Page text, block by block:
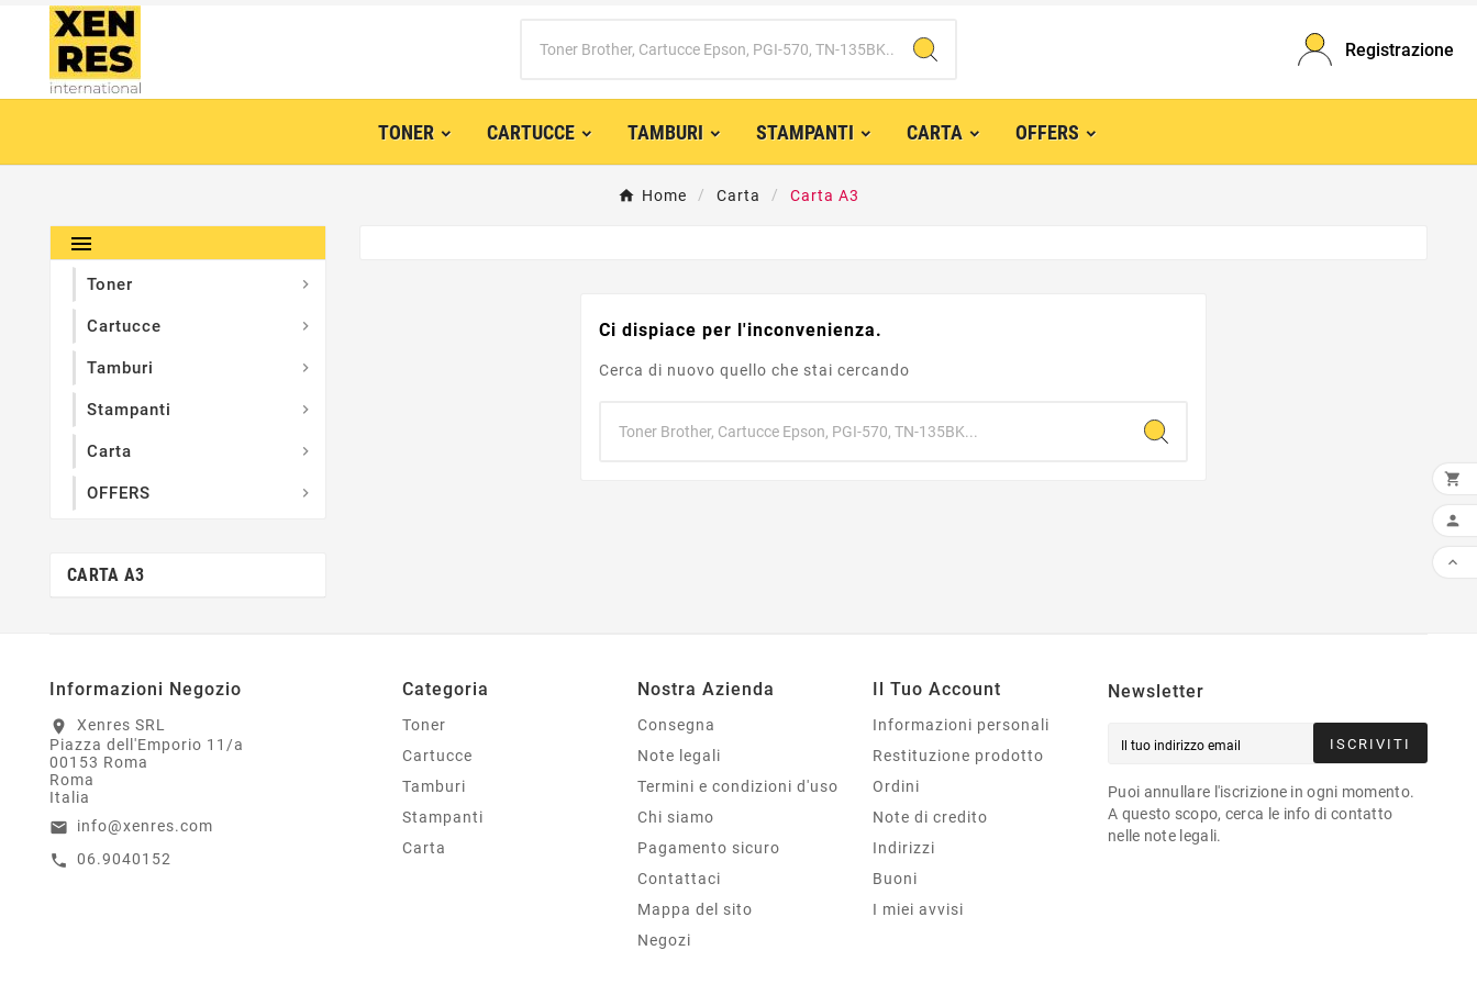
Registrazione
TONER CARTUCCE TAMBURI STAMPANTI CARTA OFFERS
Home Carta Carta A3

Toner 
Cartucce 
Tamburi 
Stampanti 
Carta 
OFFERS 
CARTA A3
Ci dispiace per l'inconvenienza.
Cerca di nuovo quello che stai cercando
Informazioni Negozio
location_on
Xenres SRL
Piazza dell'Emporio 11/a
00153 Roma
Roma
Italia
email info@xenres.com
call 06.9040152
Categoria
Toner
Cartucce
Tamburi
Stampanti
Carta
Nostra Azienda
Consegna
Note legali
Termini e condizioni d'uso
Chi siamo
Pagamento sicuro
Contattaci
Mappa del sito
Negozi
Il Tuo Account
Informazioni personali
Restituzione prodotto
Ordini
Note di credito
Indirizzi
Buoni
I miei avvisi
Newsletter
ISCRIVITI
Puoi annullare l'iscrizione in ogni momento.
A questo scopo, cerca le info di contatto
nelle note legali.


